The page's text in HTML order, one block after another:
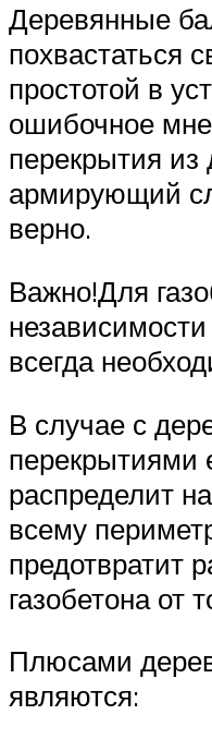
Деревянные
похвастаться
простотой в
ошибочное
перекрытия из
армирующий
верно.
Важно!Для
всегда
В случае с
перекрытиями
распределит
всему
предотвратит
газобетона от
Плюсами
являются: